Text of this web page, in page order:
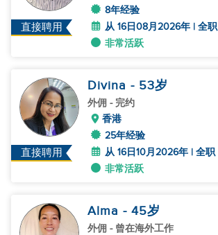
直接聘用
8年经验
从 16日08月2026年 | 全职
非常活跃
直接聘用
Divina - 53岁
外佣 - 完约
香港
25年经验
从 16日10月2026年 | 全职
非常活跃
Alma - 45岁
外佣 - 曾在海外工作